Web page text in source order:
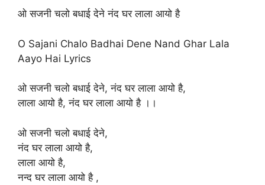
ओ सजनी चलो बधाई देने नंद घर लाला आयो है
O Sajani Chalo Badhai Dene Nand Ghar Lala
Aayo Hai Lyrics
ओ सजनी चलो बधाई देने, नंद घर लाला आयो है,
लाला आयो है, नंद घर लाला आयो है ।।
ओ सजनी चलो बधाई देने,
नंद घर लाला आयो है,
लाला आयो है,
नन्द घर लाला आयो है ,